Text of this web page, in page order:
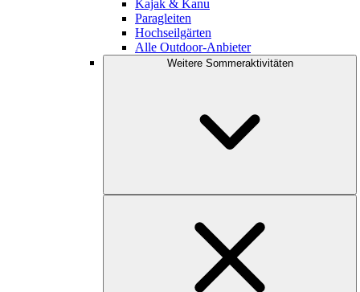
Kajak & Kanu
Paragleiten
Hochseilgärten
Alle Outdoor-Anbieter
Weitere Sommeraktivitäten